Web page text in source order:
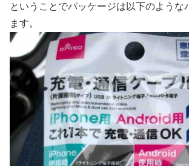
ということでパッケージは以下のような
ます。